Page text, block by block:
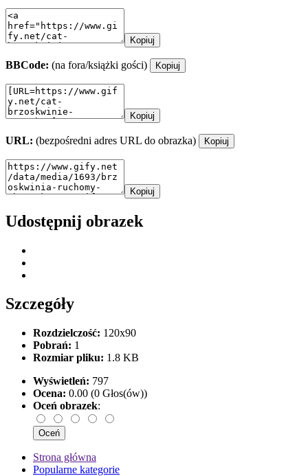
Kopiuj
BBCode: (na fora/książki gości) Kopiuj
Kopiuj
URL: (bezpośredni adres URL do obrazka) Kopiuj
Kopiuj
Udostępnij obrazek
Szczegóły
Rozdzielczość: 120x90
Pobrań: 1
Rozmiar pliku: 1.8 KB
Wyświetleń: 797
Ocena: 0.00 (0 Głos(ów))
Oceń obrazek:
Strona główna
Popularne kategorie